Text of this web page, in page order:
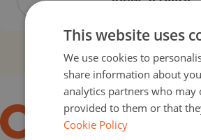
This website uses
We use cookies to
share information about
analytics partners who
provided to them or that
Cookie Policy